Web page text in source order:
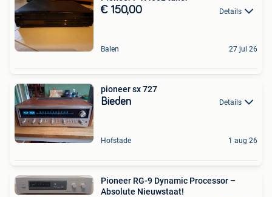
€ 150,00 Details
Balen 27 jul 26
pioneer sx 727
Bieden Details
Hofstade 1 aug 26
Pioneer RG-9 Dynamic Processor –
Absolute Nieuwstaat!